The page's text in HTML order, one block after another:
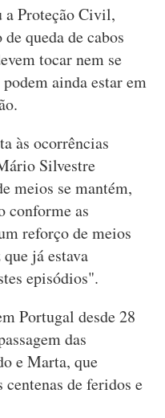
a Proteção Civil,
queda de cabos
tocar nem se
ainda estar em
às ocorrências
Silvestre
meios se mantém,
conforme as
reforço de meios
já estava
episódios".
Portugal desde 28
das
e Marta, que
de feridos e